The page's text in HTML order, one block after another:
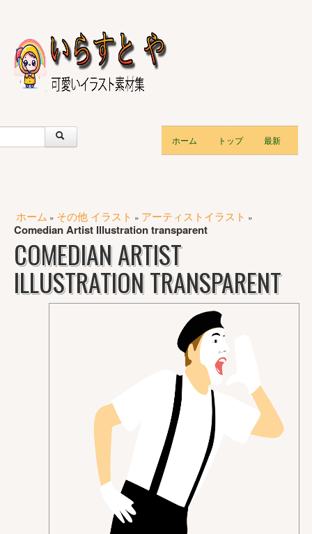
ホーム トップ 最新
ホーム » その他 イラスト » アーティストイラスト »
Comedian Artist Illustration transparent
COMEDIAN ARTIST
ILLUSTRATION TRANSPARENT